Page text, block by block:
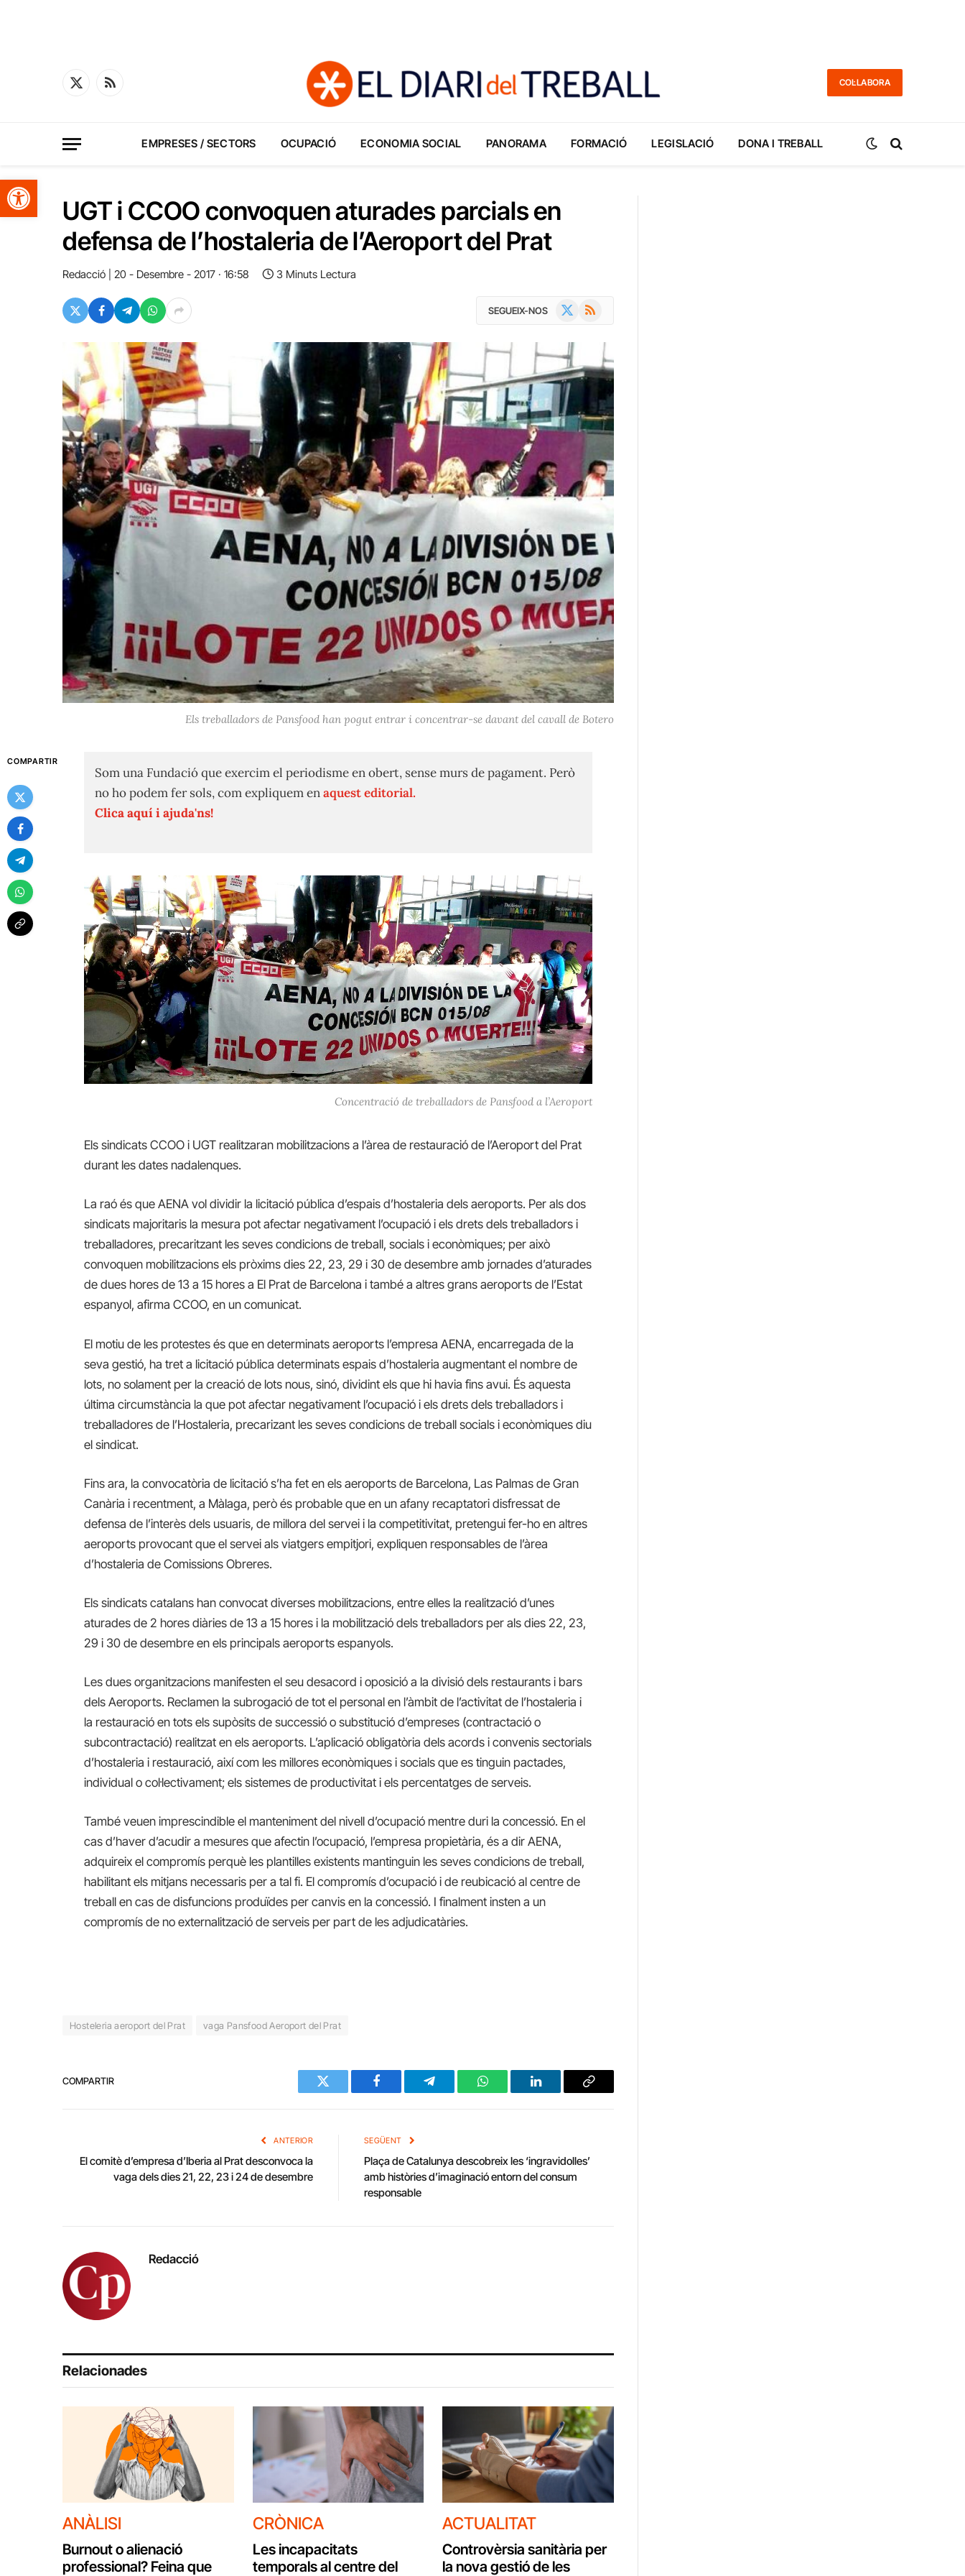
Obre la barra d'eines
X
RSS
COL·LABORA
EMPRESES / SECTORS OCUPACIÓ ECONOMIA SOCIAL PANORAMA FORMACIÓ LEGISLACIÓ DONA I TREBALL
UGT i CCOO convoquen aturades parcials en
defensa de l’hostaleria de l’Aeroport del Prat
Redacció 20 - Desembre - 2017 · 16:58 3 Minuts Lectura
SEGUEIX-NOS RSS
Els treballadors de Pansfood han pogut entrar i concentrar-se davant del cavall de Botero
COMPARTIR
Som una Fundació que exercim el periodisme en obert, sense murs de pagament. Però
no ho podem fer sols, com expliquem enaquest editorial.
Clica aquí i ajuda'ns!
Concentració de treballadors de Pansfood a l’Aeroport
Els sindicats CCOO i UGT realitzaran mobilitzacions a l’àrea de restauració de l’Aeroport del Prat
durant les dates nadalenques.
La raó és queAENA vol dividir la licitació pública d’espais d’hostaleria dels aeroports. Per als dos
sindicats majoritaris la mesura pot afectar negativament l’ocupació i els drets dels treballadors i
treballadores, precaritzant les seves condicions de treball, socials i econòmiques; per això
convoquen mobilitzacions els pròxims dies 22, 23, 29 i 30 de desembre amb jornades d’aturades
de dues hores de 13 a 15 hores a El Prat de Barcelona i també a altres grans aeroports de l’Estat
espanyol, afirma CCOO, en un comunicat.
El motiu de les protestes és que en determinats aeroports l’empresa AENA, encarregada de la
seva gestió, ha tret a licitació pública determinats espais d’hostaleria augmentant el nombre de
lots, no solament per la creació de lots nous, sinó, dividint els que hi havia fins avui. És aquesta
última circumstància la que pot afectar negativament l’ocupació i els drets dels treballadors i
treballadores de l’Hostaleria, precarizant les seves condicions de treball socials i econòmiques diu
el sindicat.
Fins ara, la convocatòria de licitació s’ha fet en els aeroports de Barcelona, Las Palmas de Gran
Canària i recentment, a Màlaga, però és probable que en un afany recaptatori disfressat de
defensa de l’interès dels usuaris, de millora del servei i la competitivitat, pretengui fer-ho en altres
aeroports provocant que el servei als viatgers empitjori, expliquen responsables de l’àrea
d’hostaleria de Comissions Obreres.
Els sindicats catalans han convocat diverses mobilitzacions, entre elles la realització d’unes
aturades de 2 hores diàries de 13 a 15 hores i la mobilització dels treballadors per als dies 22, 23,
29 i 30 de desembre en els principals aeroports espanyols.
Les dues organitzacions manifesten el seu desacord i oposició a la divisió dels restaurants i bars
dels Aeroports. Reclamen la subrogació de tot el personal en l’àmbit de l’activitat de l’hostaleria i
la restauració en tots els supòsits de successió o substitució d’empreses (contractació o
subcontractació) realitzat en els aeroports. L’aplicació obligatòria dels acords i convenis sectorials
d’hostaleria i restauració, així com les millores econòmiques i socials que es tinguin pactades,
individual o col·lectivament; els sistemes de productivitat i els percentatges de serveis.
També veuen imprescindible el manteniment del nivell d’ocupació mentre duri la concessió. En el
cas d’haver d’acudir a mesures que afectin l’ocupació, l’empresa propietària, és a dir AENA,
adquireix el compromís perquè les plantilles existents mantinguin les seves condicions de treball,
habilitant els mitjans necessaris per a tal fi. El compromís d’ocupació i de reubicació al centre de
treball en cas de disfuncions produïdes per canvis en la concessió. I finalment insten a un
compromís de no externalització de serveis per part de les adjudicatàries.
Hosteleria aeroport del Prat vaga Pansfood Aeroport del Prat
COMPARTIR
Twitter Facebook Telegram WhatsAppLinkedIn Copy
ANTERIOR
El comitè d’empresa d’Iberia al Prat desconvoca la
vaga dels dies 21, 22, 23 i 24 de desembre
SEGÜENT
Plaça de Catalunya descobreix les ‘ingravidolles’
amb històries d’imaginació entorn del consum
responsable
Redacció
Relacionades
ANÀLISI
Burnout o alienació
professional? Feina que
CRÒNICA
Les incapacitats
temporals al centre del
ACTUALITAT
Controvèrsia sanitària per
la nova gestió de les